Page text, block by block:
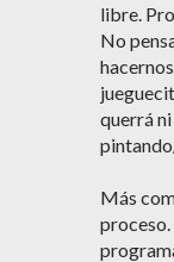
libre.
No
querrá
Más
proceso.